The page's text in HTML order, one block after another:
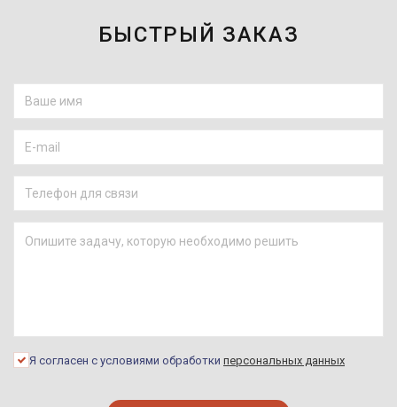
БЫСТРЫЙ ЗАКАЗ
Я согласен с условиями обработки персональных данных